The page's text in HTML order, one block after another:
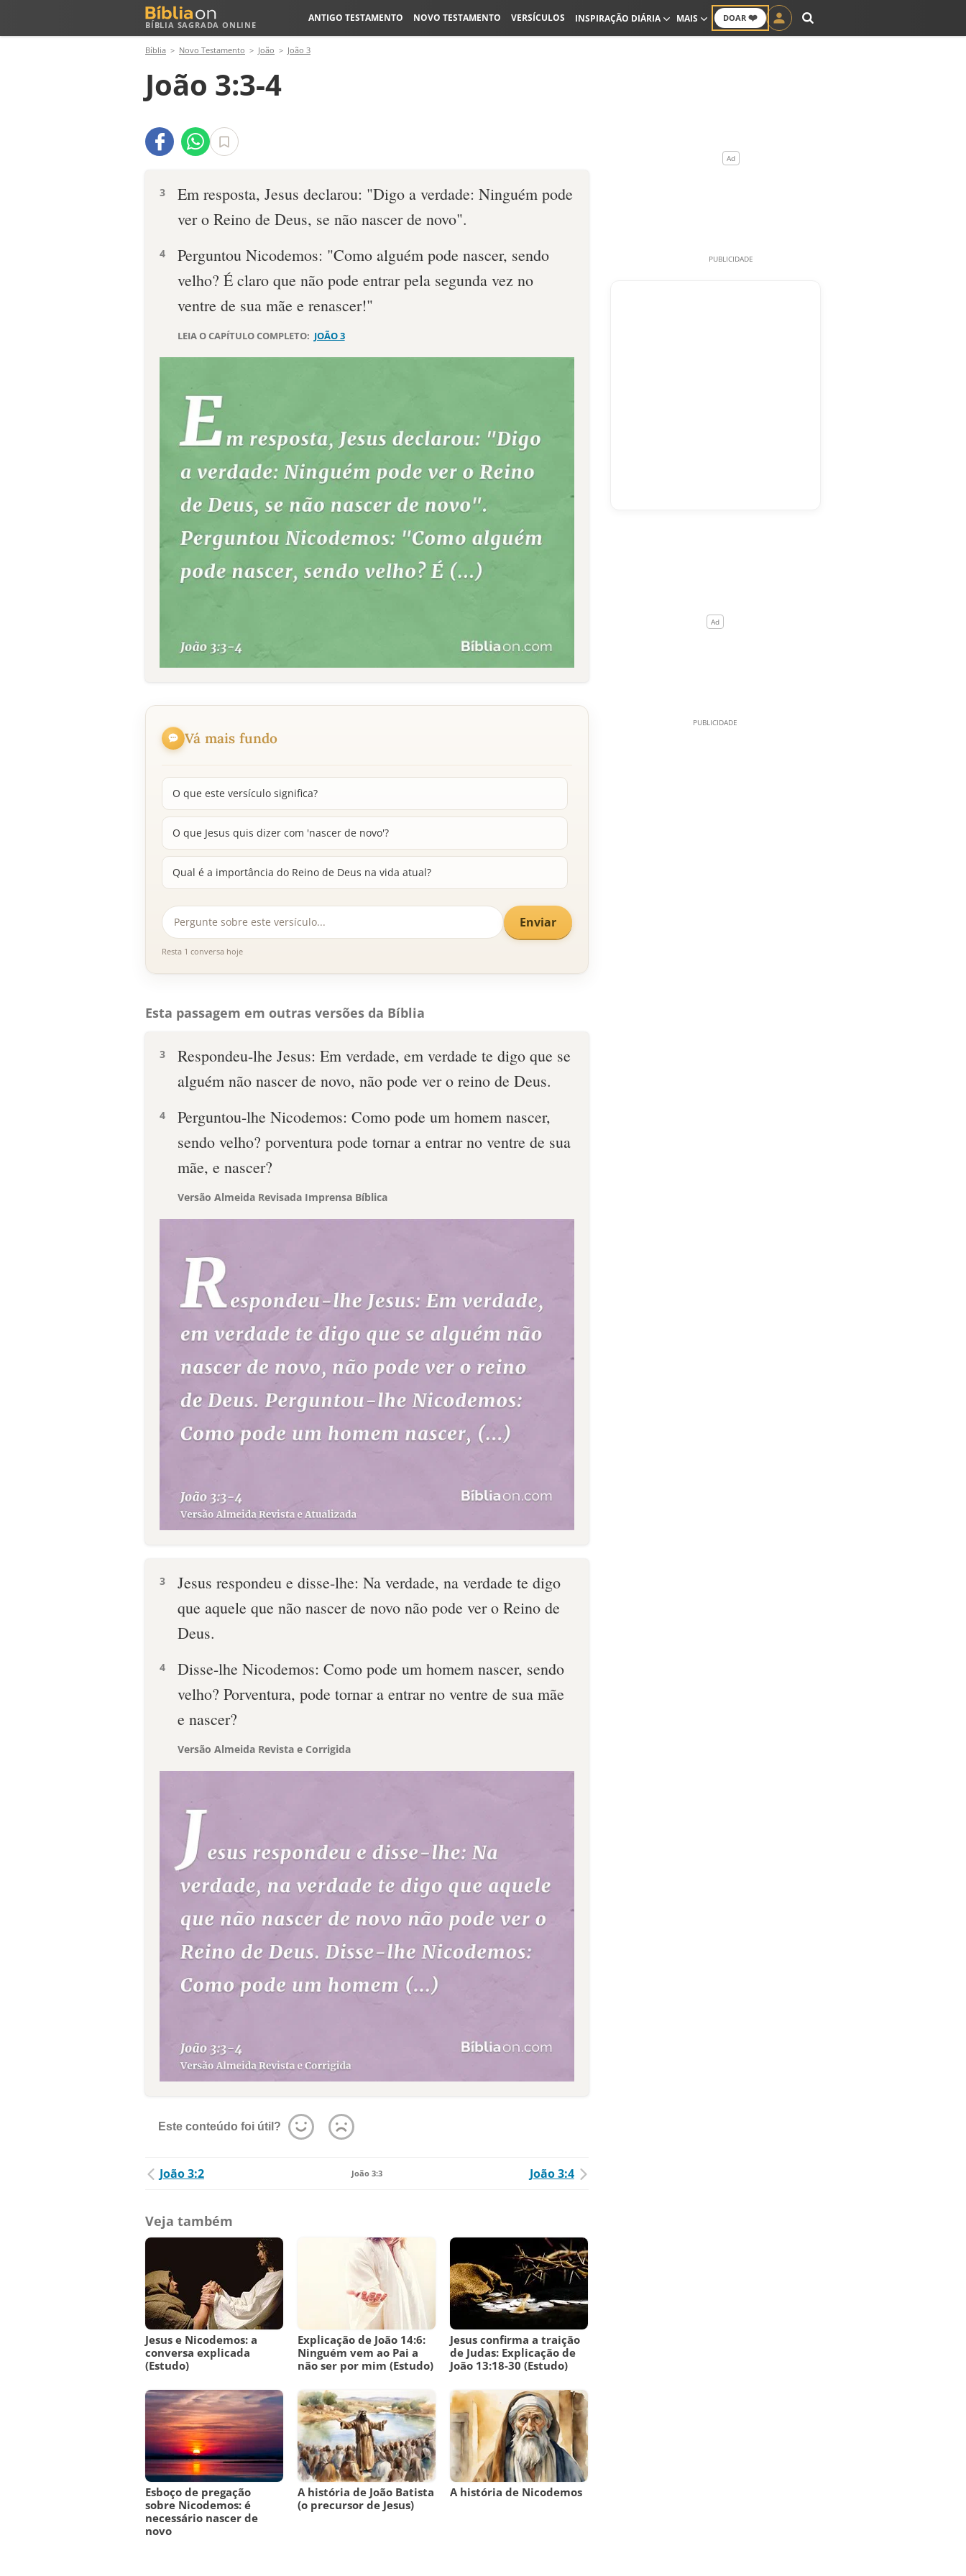
BÍBLIA SAGRADA ONLINE
DOAR ❤️
ANTIGO TESTAMENTO NOVO TESTAMENTO VERSÍCULOS INSPIRAÇÃO DIÁRIA MAIS
Bíblia Novo Testamento João João 3
João 3:3-4
3
Em resposta, Jesus declarou: "Digo a verdade: Ninguém pode
ver o Reino de Deus, se não nascer de novo".
4
Perguntou Nicodemos: "Como alguém pode nascer, sendo
velho? É claro que não pode entrar pela segunda vez no
ventre de sua mãe e renascer!"
LEIA O CAPÍTULO COMPLETO: JOÃO 3
Vá mais fundo
O que este versículo significa?
O que Jesus quis dizer com 'nascer de novo'?
Qual é a importância do Reino de Deus na vida atual?
Enviar
Resta 1 conversa hoje
Esta passagem em outras versões da Bíblia
3
Respondeu-lhe Jesus: Em verdade, em verdade te digo que se
alguém não nascer de novo, não pode ver o reino de Deus.
4
Perguntou-lhe Nicodemos: Como pode um homem nascer,
sendo velho? porventura pode tornar a entrar no ventre de sua
mãe, e nascer?
Versão Almeida Revisada Imprensa Bíblica
3
Jesus respondeu e disse-lhe: Na verdade, na verdade te digo
que aquele que não nascer de novo não pode ver o Reino de
Deus.
4
Disse-lhe Nicodemos: Como pode um homem nascer, sendo
velho? Porventura, pode tornar a entrar no ventre de sua mãe
e nascer?
Versão Almeida Revista e Corrigida
Este conteúdo foi útil?
João 3:2 João 3:3 João 3:4
Veja também
Jesus e Nicodemos: a
conversa explicada
(Estudo)
Explicação de João 14:6:
Ninguém vem ao Pai a
não ser por mim (Estudo)
Jesus confirma a traição
de Judas: Explicação de
João 13:18-30 (Estudo)
Esboço de pregação
sobre Nicodemos: é
necessário nascer de
novo
A história de João Batista
(o precursor de Jesus)
A história de Nicodemos